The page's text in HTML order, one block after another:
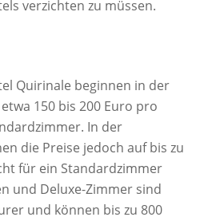
verzichten zu müssen.
Quirinale beginnen in der
150 bis 200 Euro pro
In der
die Preise jedoch auf bis zu
für ein Standardzimmer
und Deluxe-Zimmer sind
und können bis zu 800